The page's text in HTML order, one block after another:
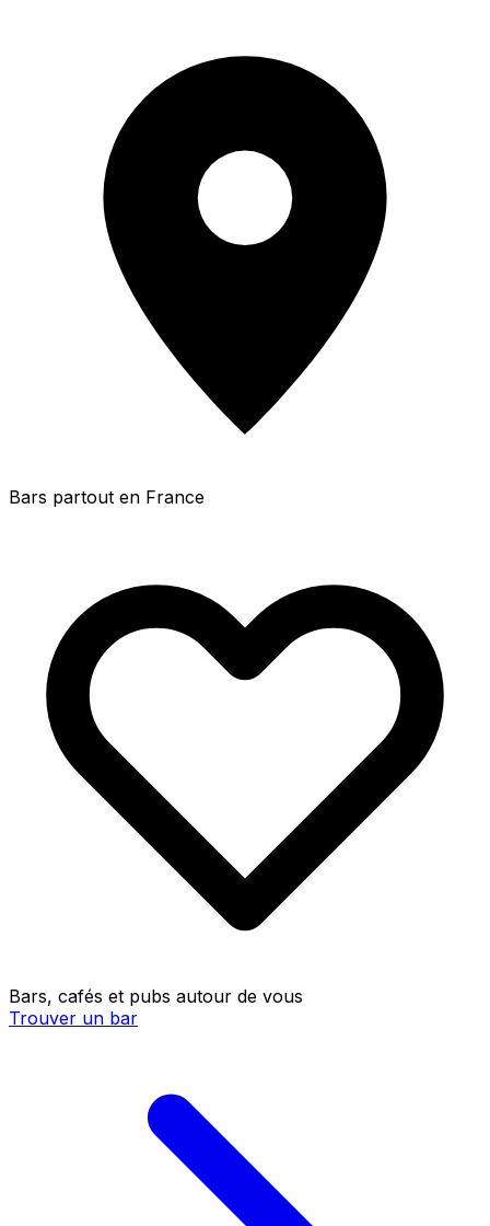
Bars partout en France
Bars, cafés et pubs autour de vous
Trouver un bar